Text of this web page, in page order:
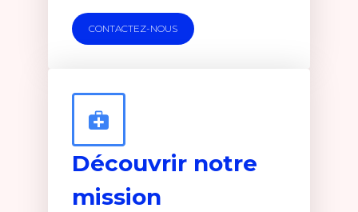
CONTACTEZ-NOUS
Découvrir notre
mission